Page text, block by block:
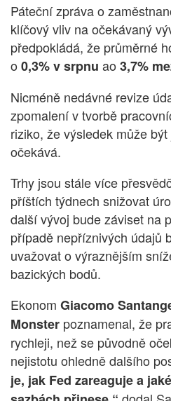
Páteční zpráva o
klíčový vliv na očekávaný
předpokládá, že průměrné
o 0,3% v srpnu ao 3,7%
Nicméně nedávné revize
zpomalení v tvorbě
riziko, že výsledek může
očekává.
Trhy jsou stále více
příštích týdnech snižovat
další vývoj bude záviset na
případě nepříznivých údajů
uvažovat o výraznějším
bazických bodů.
Ekonom Giacomo
Monster poznamenal, že
rychleji, než se původně
nejistotu ohledně dalšího
je, jak Fed zareaguje a